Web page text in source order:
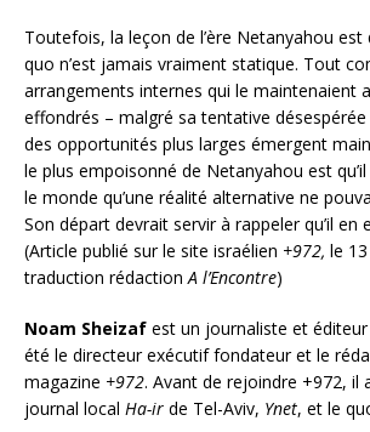
Toutefois, la leçon de l’ère Netanyahou
quo n’est jamais vraiment statique. Tout
arrangements internes qui le maintenaient
effondrés – malgré sa tentative désespérée
des opportunités plus larges émergent
le plus empoisonné de Netanyahou est
le monde qu’une réalité alternative ne
Son départ devrait servir à rappeler qu’il en
(Article publié sur le site israélien +972, le
traduction rédactionA l’Encontre)
Noam Sheizaf est un journaliste et
été le directeur exécutif fondateur et le
magazine +972. Avant de rejoindre +972, il
journal local Ha-ir de Tel-Aviv, Ynet, et le